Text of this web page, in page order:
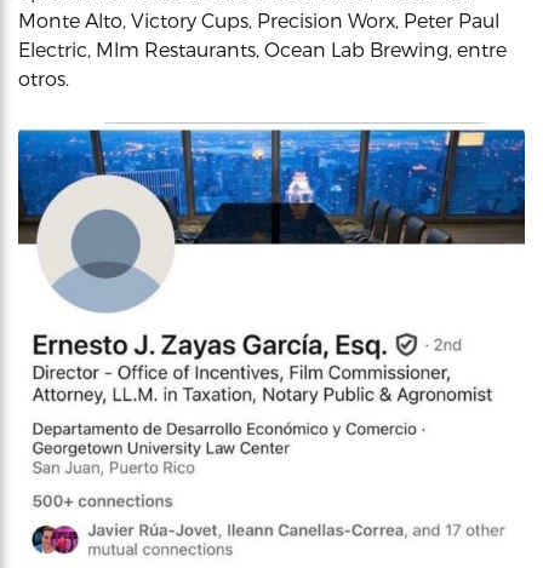
Monte Alto, Victory Cups, Precision Worx, Peter Paul
Electric, Mlm Restaurants, Ocean Lab Brewing, entre
otros.